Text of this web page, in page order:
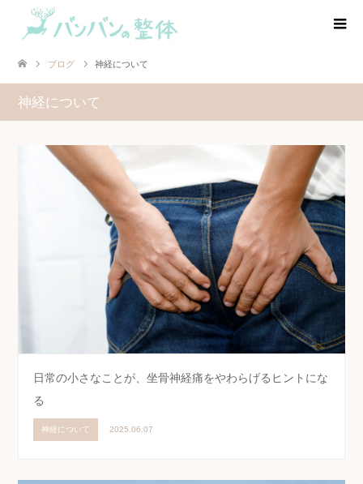
ブログ 神経について
神経について
日常の小さなことが、坐骨神経痛をやわらげるヒントにな
る
神経について 2025.06.07